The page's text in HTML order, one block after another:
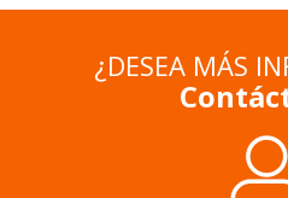
¿DESEA MÁS